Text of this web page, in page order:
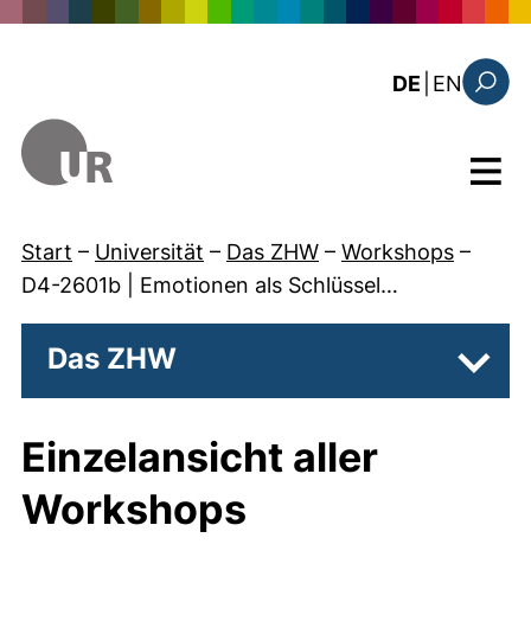
DE EN: the
Menü
Start – Universität – Das ZHW – Workshops –
D4-2601b | Emotionen als Schlüssel…
Das ZHW
Einzelansicht aller
Workshops